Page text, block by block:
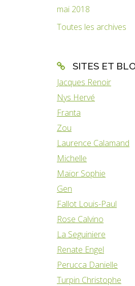
mai 2018
Toutes les archives
SITES ET
Jacques Renoir
Nys Hervé
Franta
Zou
Laurence Calamand
Michelle
Maïor Sophie
Gen
Fallot Louis-Paul
Rose Calvino
La Seguiniere
Renate Engel
Perucca Danielle
Turpin Christophe